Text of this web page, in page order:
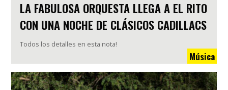
LA FABULOSA ORQUESTA LLEGA A EL RITO
CON UNA NOCHE DE CLÁSICOS CADILLACS
Todos los detalles en esta nota!
Música